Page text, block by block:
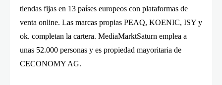
tiendas fijas en 13 países europeos con plataformas de
venta online. Las marcas propias PEAQ, KOENIC, ISY y
ok. completan la cartera. MediaMarktSaturn emplea a
unas 52.000 personas y es propiedad mayoritaria de
CECONOMY AG.